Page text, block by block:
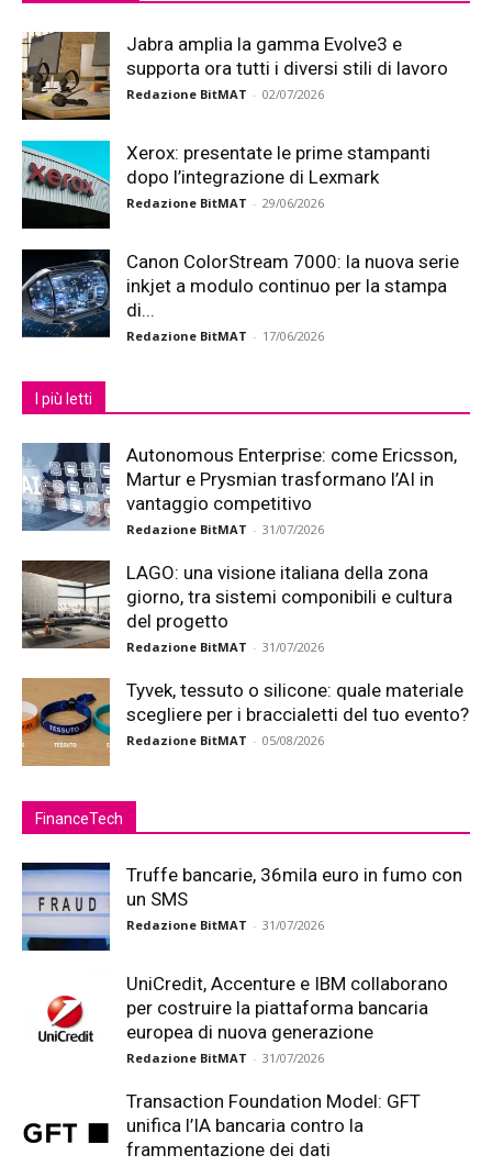
Jabra amplia la gamma Evolve3 e
supporta ora tutti i diversi stili di lavoro
Redazione BitMAT - 02/07/2026
Xerox: presentate le prime stampanti
dopo l’integrazione di Lexmark
Redazione BitMAT - 29/06/2026
Canon ColorStream 7000: la nuova serie
inkjet a modulo continuo per la stampa
di...
Redazione BitMAT - 17/06/2026
I più letti
Autonomous Enterprise: come Ericsson,
Martur e Prysmian trasformano l’AI in
vantaggio competitivo
Redazione BitMAT - 31/07/2026
LAGO: una visione italiana della zona
giorno, tra sistemi componibili e cultura
del progetto
Redazione BitMAT - 31/07/2026
Tyvek, tessuto o silicone: quale materiale
scegliere per i braccialetti del tuo evento?
Redazione BitMAT - 05/08/2026
FinanceTech
Truffe bancarie, 36mila euro in fumo con
un SMS
Redazione BitMAT - 31/07/2026
UniCredit, Accenture e IBM collaborano
per costruire la piattaforma bancaria
europea di nuova generazione
Redazione BitMAT - 31/07/2026
Transaction Foundation Model: GFT
unifica l’IA bancaria contro la
frammentazione dei dati